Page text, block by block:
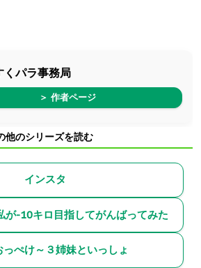
くパラ事務局
＞ 作者ページ
他のシリーズを読む
インスタ
が-10キロ目指してがんばってみた
っぺけ～３姉妹といっしょ